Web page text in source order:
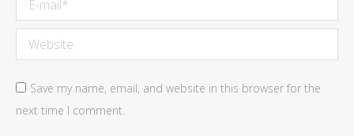
Website
Save my name, email, and website in this browser for the
next time I comment.